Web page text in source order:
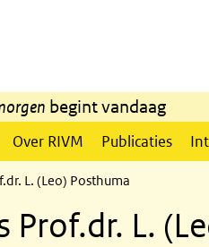
begint vandaag
Over RIVM Publicaties
L. (Leo) Posthuma
Prof.dr. L.